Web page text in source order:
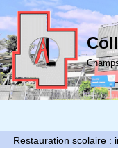
Aller
au
contenu
Restauration scolaire :